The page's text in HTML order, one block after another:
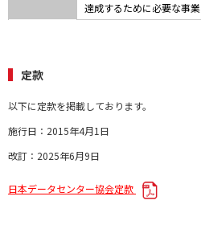
達成するために必要な事業
定款
以下に定款を掲載しております。
施行日：2015年4月1日
改訂：2025年6月9日
日本データセンター協会定款